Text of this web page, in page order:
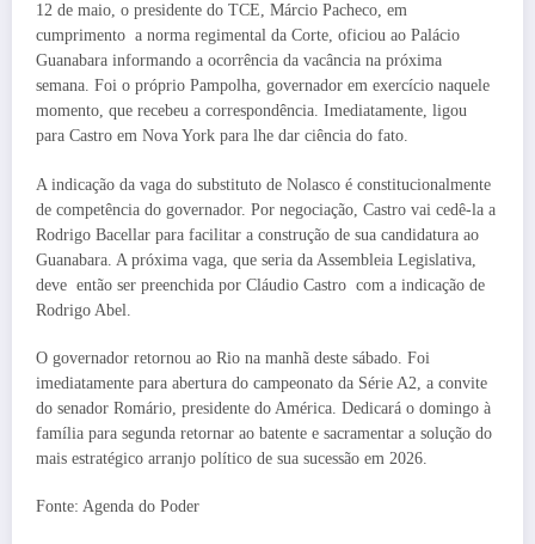
12 de maio, o presidente do TCE, Márcio Pacheco, em
cumprimento a norma regimental da Corte, oficiou ao Palácio
Guanabara informando a ocorrência da vacância na próxima
semana. Foi o próprio Pampolha, governador em exercício naquele
momento, que recebeu a correspondência. Imediatamente, ligou
para Castro em Nova York para lhe dar ciência do fato.
A indicação da vaga do substituto de Nolasco é constitucionalmente
de competência do governador. Por negociação, Castro vai cedê-la a
Rodrigo Bacellar para facilitar a construção de sua candidatura ao
Guanabara. A próxima vaga, que seria da Assembleia Legislativa,
deve então ser preenchida por Cláudio Castro com a indicação de
Rodrigo Abel.
O governador retornou ao Rio na manhã deste sábado. Foi
imediatamente para abertura do campeonato da Série A2, a convite
do senador Romário, presidente do América. Dedicará o domingo à
família para segunda retornar ao batente e sacramentar a solução do
mais estratégico arranjo político de sua sucessão em 2026.
Fonte: Agenda do Poder